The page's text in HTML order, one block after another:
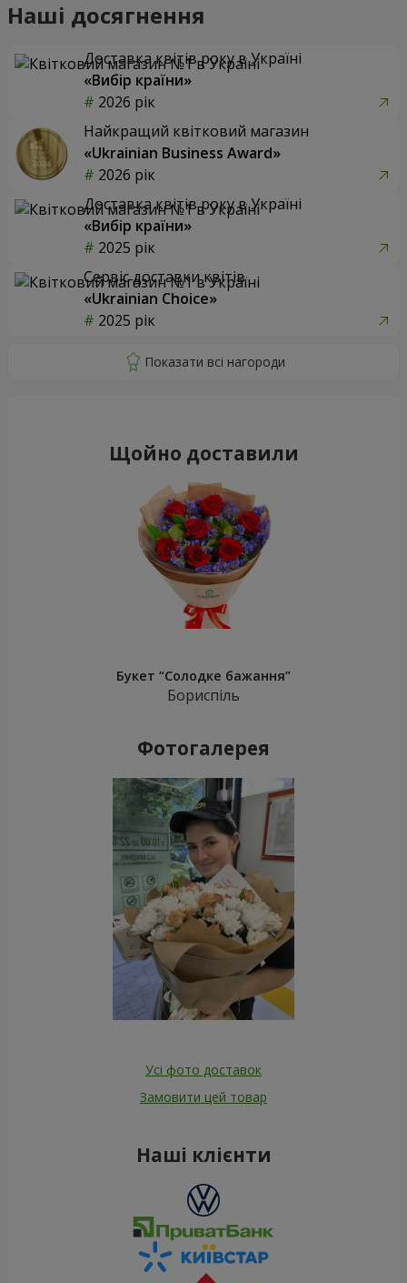
Наші досягнення
Доставка квітів року в Україні
«Вибір країни»
2026 рік
Найкращий квітковий магазин
«Ukrainian Business Award»
2026 рік
Доставка квітів року в Україні
«Вибір країни»
2025 рік
Сервіс доставки квітів
«Ukrainian Choice»
2025 рік
Щойно доставили
Букет “Солодке бажання”
Бориспіль
Фотогалерея
Усі фото доставок
Замовити цей товар
Наші клієнти